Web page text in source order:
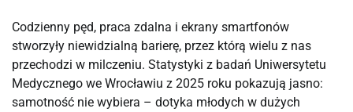
Codzienny pęd, praca zdalna i ekrany smartfonów
stworzyły niewidzialną barierę, przez którą wielu z nas
przechodzi w milczeniu. Statystyki z badań Uniwersytetu
Medycznego we Wrocławiu z 2025 roku pokazują jasno:
samotność nie wybiera – dotyka młodych w dużych